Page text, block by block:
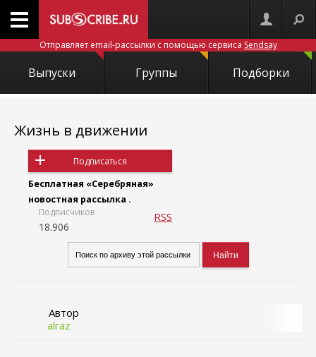
Отправляет email-рассылки с помощью сервиса Sendsay
Выпуски Группы Подборки
Жизнь в движении
Подписаться
Бесплатная «Серебряная»
новостная рассылка .
Подписчиков
18.906
RSS
Автор
alraz